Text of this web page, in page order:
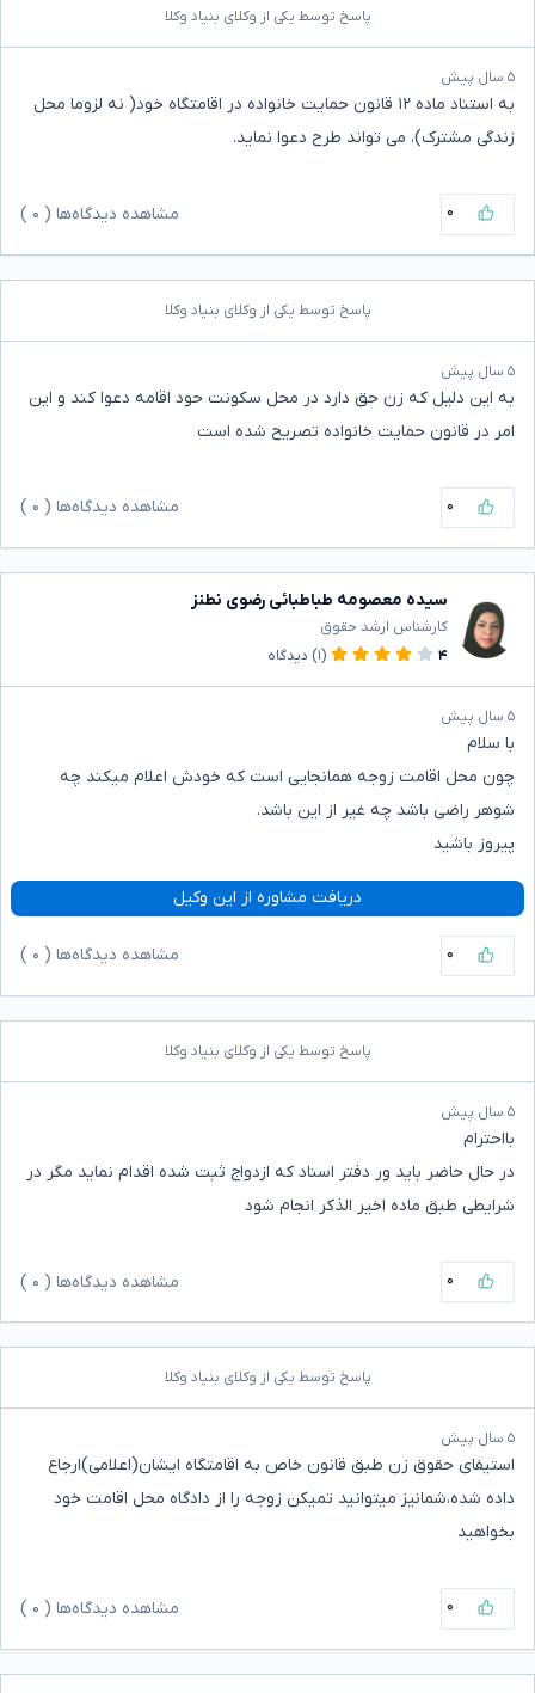
پاسخ توسط یکی از وکلای بنیاد وکلا
۵ سال پیش
به استناد ماده ۱۲ قانون حمایت خانواده در اقامتگاه خود( نه لزوما محل
زندگی مشترک)، می تواند طرح دعوا نماید.
۰ مشاهده دیدگاه‌ها ( ۰
پاسخ توسط یکی از وکلای بنیاد وکلا
۵ سال پیش
به این دلیل که زن حق دارد در محل سکونت حود اقامه دعوا کند و این
امر در قانون حمایت خانواده تصریح شده است
۰ مشاهده دیدگاه‌ها ( ۰
سیده معصومه طباطبائی رضوی نطنز
کارشناس ارشد حقوق
۴
(۱) دیدگاه
۵ سال پیش
با سلام
چون محل اقامت زوجه همانجایی است که خودش اعلام میکند چه
شوهر راضی باشد چه غیر از این باشد.
پیروز باشید
دریافت مشاوره از این وکیل
۰ مشاهده دیدگاه‌ها ( ۰
پاسخ توسط یکی از وکلای بنیاد وکلا
۵ سال پیش
بااحترام
در حال حاضر باید ور دفتر اسناد که ازدواج ثبت شده اقدام نماید مگر در
شرایطی طبق ماده اخیر الذکر انجام شود
۰ مشاهده دیدگاه‌ها ( ۰
پاسخ توسط یکی از وکلای بنیاد وکلا
۵ سال پیش
استیفای حقوق زن طبق قانون خاص به اقامتگاه ایشان(اعلامی)ارجاع
داده شده،شمانیز میتوانید تمیکن زوجه را از دادگاه محل اقامت خود
بخواهید
۰ مشاهده دیدگاه‌ها ( ۰